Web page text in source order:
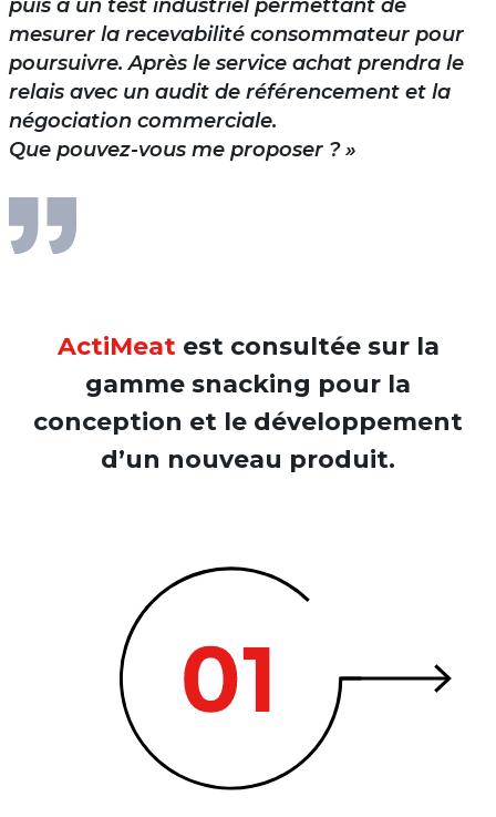
puis à un test industriel permettant de
mesurer la recevabilité consommateur pour
poursuivre. Après le service achat prendra le
relais avec un audit de référencement et la
négociation commerciale.
Que pouvez-vous me proposer ? »
ActiMeat est consultée sur la
gamme snacking pour la
conception et le développement
d’un nouveau produit.